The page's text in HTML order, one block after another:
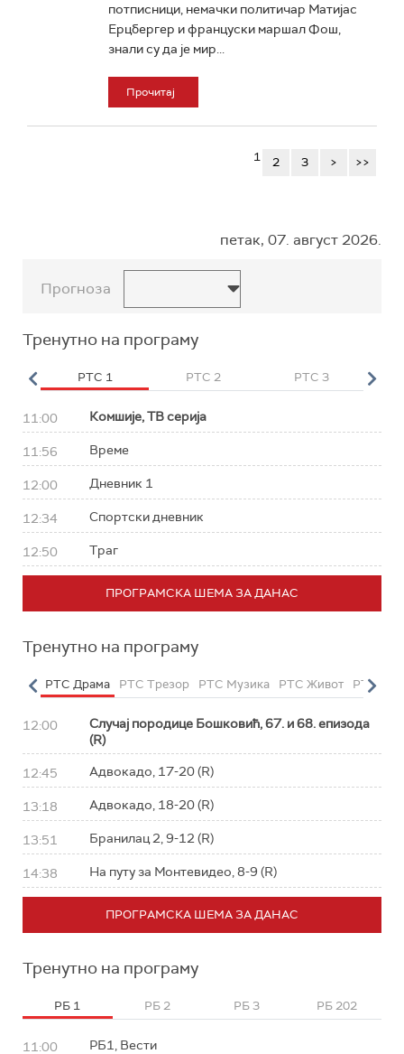
потписници, немачки политичар Матијас
Ерцбергер и француски маршал Фош,
знали су да је мир...
Прочитај
1 2 3 > >>
петак, 07. август 2026.
Прогноза
Тренутно на програму
РТС 1 РТС 2 РТС 3
11:00 Комшије, ТВ серија
11:56 Време
12:00 Дневник 1
12:34 Спортски дневник
12:50 Траг
ПРОГРАМСКА ШЕМА ЗА ДАНАС
Тренутно на програму
РТС Драма РТС Трезор РТС Музика РТС Живот РТС
12:00
Случај породице Бошковић, 67. и 68. епизода
(R)
12:45 Адвокадо, 17-20 (R)
13:18 Адвокадо, 18-20 (R)
13:51 Бранилац 2, 9-12 (R)
14:38 На путу за Монтевидео, 8-9 (R)
ПРОГРАМСКА ШЕМА ЗА ДАНАС
Тренутно на програму
РБ 1 РБ 2 РБ 3 РБ 202
11:00 РБ1, Вести